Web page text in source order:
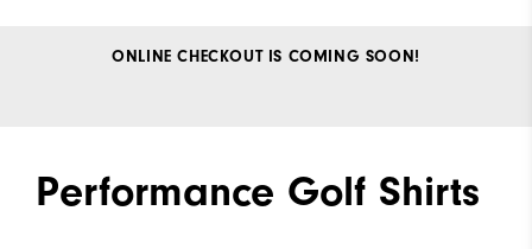
ONLINE CHECKOUT IS COMING SOON!
Performance Golf Shirts